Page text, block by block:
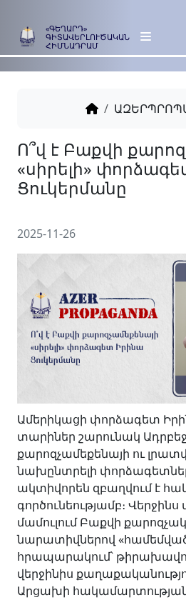
«ԳԵՂԱՐԴ»
ԳԻՏԱՎԵՐԼՈՒԾԱԿԱՆ
ՀԻՄՆԱԴՐԱՄ
Ո՞վ է Բաքվի
Ցուկերմանը
2025-11-26
Ամերիկացի փորձագետ
տարիներ շարունակ
քարոզչամեքենայի ու
նախընտրելի
ակտիվորեն զբաղվում է
գործունեությամբ։
մամուլում Բաքվի
նարատիվներով
հրապարակում՝
վերջինիս
Արցախի